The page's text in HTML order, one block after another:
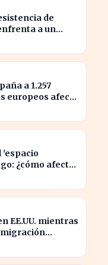
de
a un
a 1.257
europeos afecta
'espacio
¿cómo afecta
EE.UU. mientras